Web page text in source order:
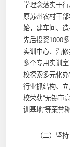
学理念落实于
原苏州农村干
始，建车间、
先后投资1000
实训中心、汽
多个专用实训
校探索多元化
行业抓结构、
校荣获“无锡市
训基地”等荣誉称
（二）坚持